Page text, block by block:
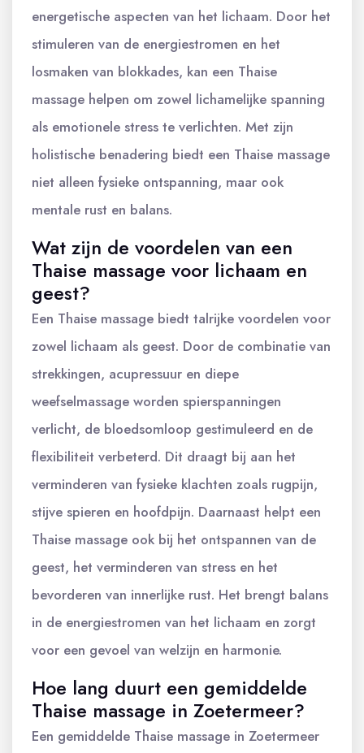
energetische aspecten van het lichaam. Door het
stimuleren van de energiestromen en het
losmaken van blokkades, kan een Thaise
massage helpen om zowel lichamelijke spanning
als emotionele stress te verlichten. Met zijn
holistische benadering biedt een Thaise massage
niet alleen fysieke ontspanning, maar ook
mentale rust en balans.
Wat zijn de voordelen van een
Thaise massage voor lichaam en
geest?
Een Thaise massage biedt talrijke voordelen voor
zowel lichaam als geest. Door de combinatie van
strekkingen, acupressuur en diepe
weefselmassage worden spierspanningen
verlicht, de bloedsomloop gestimuleerd en de
flexibiliteit verbeterd. Dit draagt bij aan het
verminderen van fysieke klachten zoals rugpijn,
stijve spieren en hoofdpijn. Daarnaast helpt een
Thaise massage ook bij het ontspannen van de
geest, het verminderen van stress en het
bevorderen van innerlijke rust. Het brengt balans
in de energiestromen van het lichaam en zorgt
voor een gevoel van welzijn en harmonie.
Hoe lang duurt een gemiddelde
Thaise massage in Zoetermeer?
Een gemiddelde Thaise massage in Zoetermeer